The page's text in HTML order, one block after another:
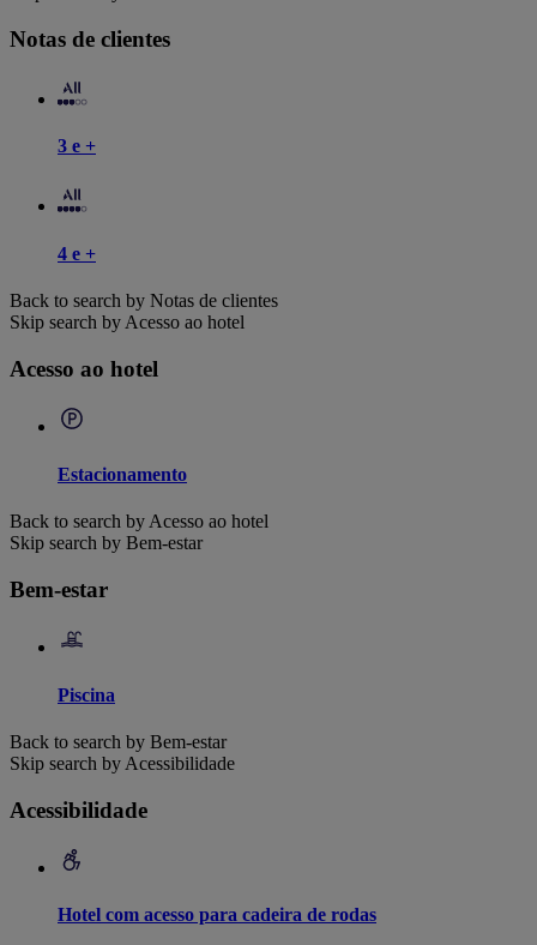
Notas de clientes
3 e +
4 e +
Back to search by Notas de clientes
Skip search by Acesso ao hotel
Acesso ao hotel
Estacionamento
Back to search by Acesso ao hotel
Skip search by Bem-estar
Bem-estar
Piscina
Back to search by Bem-estar
Skip search by Acessibilidade
Acessibilidade
Hotel com acesso para cadeira de rodas